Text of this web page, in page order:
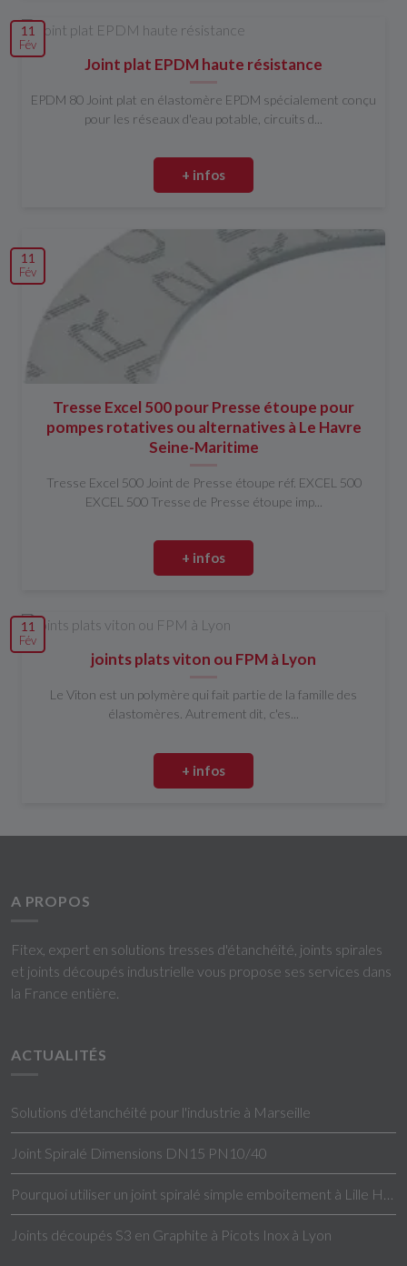
11
Fév
Joint plat EPDM haute résistance
EPDM 80 Joint plat en élastomère EPDM spécialement conçu
pour les réseaux d'eau potable, circuits d...
+ infos
11
Fév
Tresse Excel 500 pour Presse étoupe pour
pompes rotatives ou alternatives à Le Havre
Seine-Maritime
Tresse Excel 500 Joint de Presse étoupe réf. EXCEL 500
EXCEL 500 Tresse de Presse étoupe imp...
+ infos
11
Fév
joints plats viton ou FPM à Lyon
Le Viton est un polymère qui fait partie de la famille des
élastomères. Autrement dit, c'es...
+ infos
A PROPOS
Fitex, expert en solutions tresses d'étanchéité, joints spirales
et joints découpés industrielle vous propose ses services dans
la France entière.
ACTUALITÉS
Solutions d'étanchéité pour l'industrie à Marseille
Joint Spiralé Dimensions DN15 PN10/40
Joints découpés S3 en Graphite à Picots Inox à Lyon